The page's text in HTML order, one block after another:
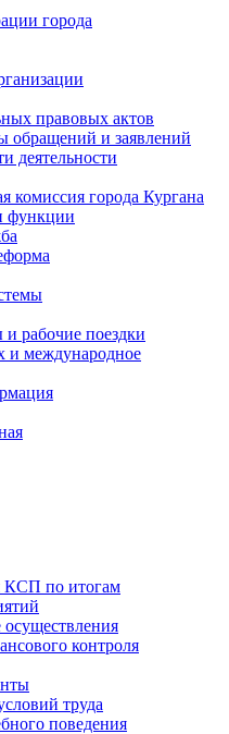
города
правовых актов
обращений и заявлений
деятельности
комиссия города Кургана
функции
рабочие поездки
и международное
КСП по итогам
контроля
труда
поведения